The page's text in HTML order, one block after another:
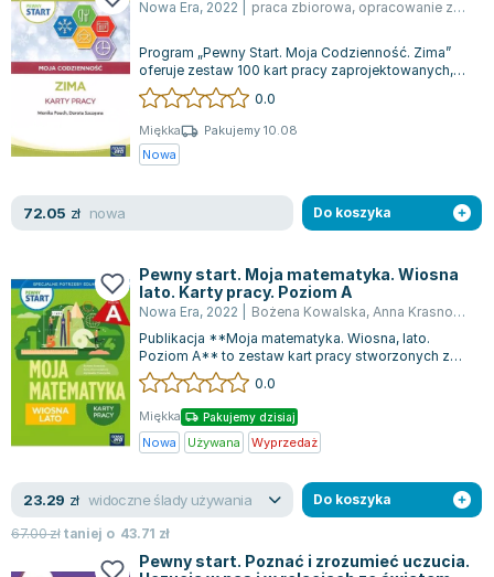
Michael Scott
Piotr Semka
Jarosław Iwaszkiewicz
Joseph Murphy
Jan Sztaudynger
Aleksander Puszkin
Małgorzata Ohme
Leszek Czarnecki
Joanna Racewicz
Maria Seweryn
Janina Zającówna
Eric Helms
Anna Prus (oprac.)
Nela Mała Reporterka
Barbara Wrzesińska
Terry Pratchett
Virginia Woolf
Nowa Era, 2022 praca zbiorowa, opracowanie zbiorowe
Program „Pewny Start. Moja Codzienność. Zima”
oferuje zestaw 100 kart pracy zaprojektowanych,
by wspierać rozwój poznawczy i umiej...
0.0
Miękka
Pakujemy 10.08
Nowa
72.05 zł nowa Do koszyka
Pewny start. Moja matematyka. Wiosna
lato. Karty pracy. Poziom A
Nowa Era, 2022 Bożena Kowalska, Anna Krasnodębska
Publikacja **Moja matematyka. Wiosna, lato.
Poziom A** to zestaw kart pracy stworzonych z
myślą o uczniach ze specjalnymi potrzeba...
0.0
Miękka Pakujemy dzisiaj
Nowa Używana Wyprzedaż
23.29 zł widoczne ślady używania
67.00złtaniej o 43.71 zł
Do koszyka
Pewny start. Poznać i zrozumieć uczucia.